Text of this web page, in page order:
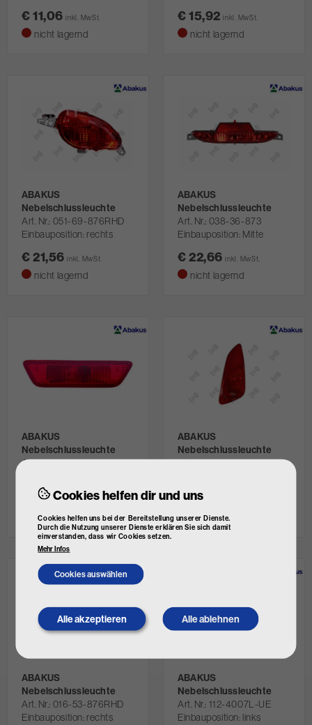
€ 11,06inkl. MwSt.
nicht lagernd
€ 15,92inkl. MwSt.
nicht lagernd
ABAKUS
Nebelschlussleuchte
Art. Nr. 051-69-876RHD
Einbauposition: rechts
€ 21,56inkl. MwSt.
nicht lagernd
ABAKUS
Nebelschlussleuchte
Art. Nr. 038-36-873
Einbauposition: Mitte
€ 22,66inkl. MwSt.
nicht lagernd
ABAKUS
Nebelschlussleuchte
Art. Nr. 115-4003L-LD-U
€ 25,84inkl. MwSt.
nicht lagernd
ABAKUS
Nebelschlussleuchte
Art. Nr. 017-71-876RHD
€ 27,07
nicht lagernd
ABAKUS
Nebelschlussleuchte
Art. Nr. 016-53-876RHD
Einbauposition: rechts
ABAKUS
Nebelschlussleuchte
Art. Nr. 112-4007L-UE
Einbauposition: links
Cookies helfen dir und uns
Cookies helfen uns bei der Bereitstellung unserer Dienste.
Durch die Nutzung unserer Dienste erklären Sie sich damit
einverstanden, dass wir Cookies setzen.
Mehr Infos
Cookies auswählen
Alle akzeptieren
Withdraw
consent
Alle ablehnen